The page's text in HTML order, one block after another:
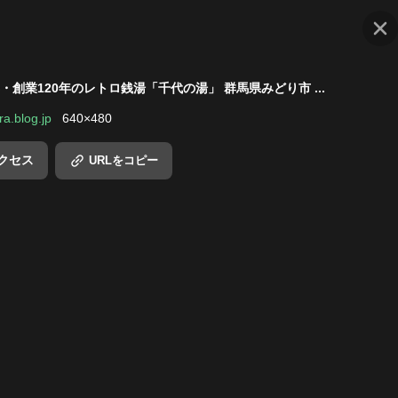
創業120年のレトロ銭湯「千代の湯」 群馬県みどり市 ...
640×480
セス URLをコピー